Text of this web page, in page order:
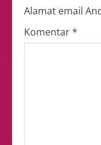
Alamat email
Komentar*